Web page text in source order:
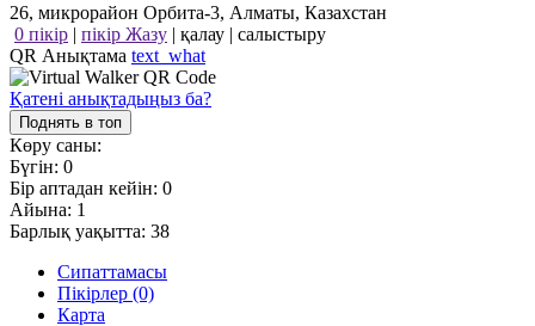
26, микрорайон Орбита-3, Алматы, Казахстан
0 пікір | пікір Жазу | қалау | салыстыру
QR Анықтама text_what
Қатені анықтадыңыз ба?
Поднять в топ
Көру саны:
Бүгін: 0
Бір аптадан кейін: 0
Айына: 1
Барлық уақытта: 38
Сипаттамасы
Пікірлер (0)
Карта